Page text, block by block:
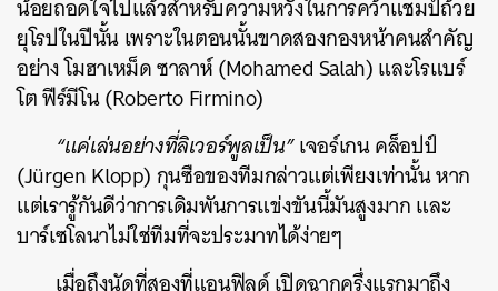
น้อยถอดใจไปแล้วสำหรับความหวังในการคว้าแชมป์ถ้วย
ยุโรปในปีนั้น เพราะในตอนนั้นขาดสองกองหน้าคนสำคัญ
อย่าง โมฮาเหม็ด ซาลาห์ (Mohamed Salah) และโรแบร์
โต ฟีร์มีโน (Roberto Firmino)
“แค่เล่นอย่างที่ลิเวอร์พูลเป็น”เจอร์เกน คล็อปป์
(Jürgen Klopp) กุนซือของทีมกล่าวแต่เพียงเท่านั้น หาก
แต่เรารู้กันดีว่าการเดิมพันการแข่งขันนี้มันสูงมาก และ
บาร์เซโลนาไม่ใช่ทีมที่จะประมาทได้ง่ายๆ